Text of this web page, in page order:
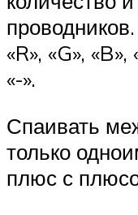
«R», «G»,
«-».
Спаивать
только
плюс с